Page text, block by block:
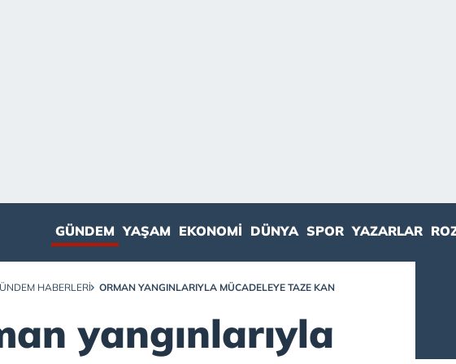
GÜNDEM YAŞAM EKONOMI DÜNYA SPOR YAZARLAR
HABERLERI ORMAN YANGINLARIYLA MÜCADELEYE TAZE KAN
yangınlarıyla